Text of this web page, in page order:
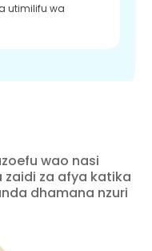
utimilifu wa
wao nasi
za afya katika
dhamana nzuri